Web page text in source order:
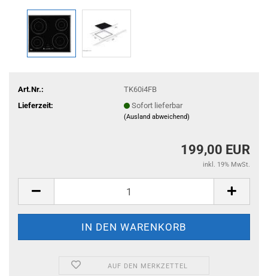
Art.Nr.:
TK60i4FB
Lieferzeit:
Sofort lieferbar
(Ausland abweichend)
199,00 EUR
inkl. 19% MwSt.
AUF DEN MERKZETTEL